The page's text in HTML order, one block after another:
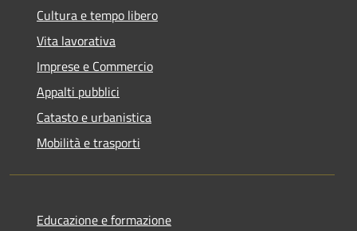
Cultura e tempo libero
Vita lavorativa
Imprese e Commercio
Appalti pubblici
Catasto e urbanistica
Mobilità e trasporti
Educazione e formazione